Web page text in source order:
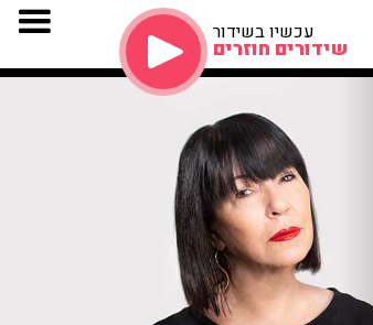
עכשיו בשידור
שידורים חוזרים